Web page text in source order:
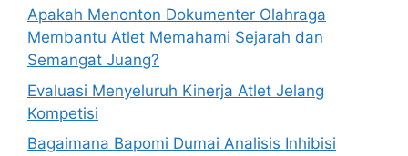
Apakah Menonton Dokumenter Olahraga
Membantu Atlet Memahami Sejarah dan
Semangat Juang?
Evaluasi Menyeluruh Kinerja Atlet Jelang
Kompetisi
Bagaimana Bapomi Dumai Analisis Inhibisi